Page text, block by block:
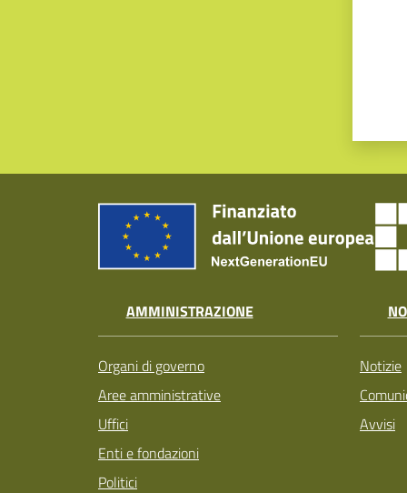
AMMINISTRAZIONE
Organi di governo
Aree amministrative
Uffici
Enti e fondazioni
Politici
Notizie
Avvisi